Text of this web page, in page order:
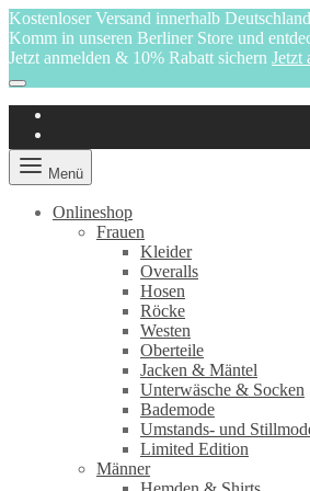
Kostenloser Versand innerhalb
Komm in unseren Berliner Store und
Jetzt anmelden & 10% Rabatt sichern Jetzt
Menü
Onlineshop
Frauen
Kleider
Overalls
Hosen
Röcke
Westen
Oberteile
Jacken & Mäntel
Unterwäsche & Socken
Bademode
Umstands- und
Limited Edition
Männer